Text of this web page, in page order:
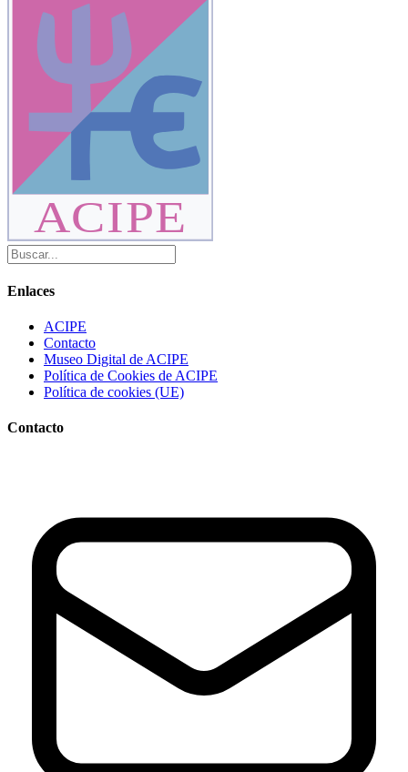
ACIPE
Enlaces
ACIPE
Contacto
Museo Digital de ACIPE
Política de Cookies de ACIPE
Política de cookies (UE)
Contacto